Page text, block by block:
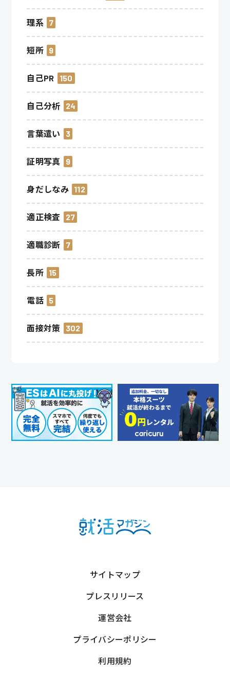
理系 7
短所 9
自己PR 150
自己分析 24
言葉遣い 3
証明写真 9
身だしなみ 112
適正検査 27
適職診断 7
長所 15
電話 5
面接対策 302
サイトマップ
プレスリリース
運営会社
プライバシーポリシー
利用規約